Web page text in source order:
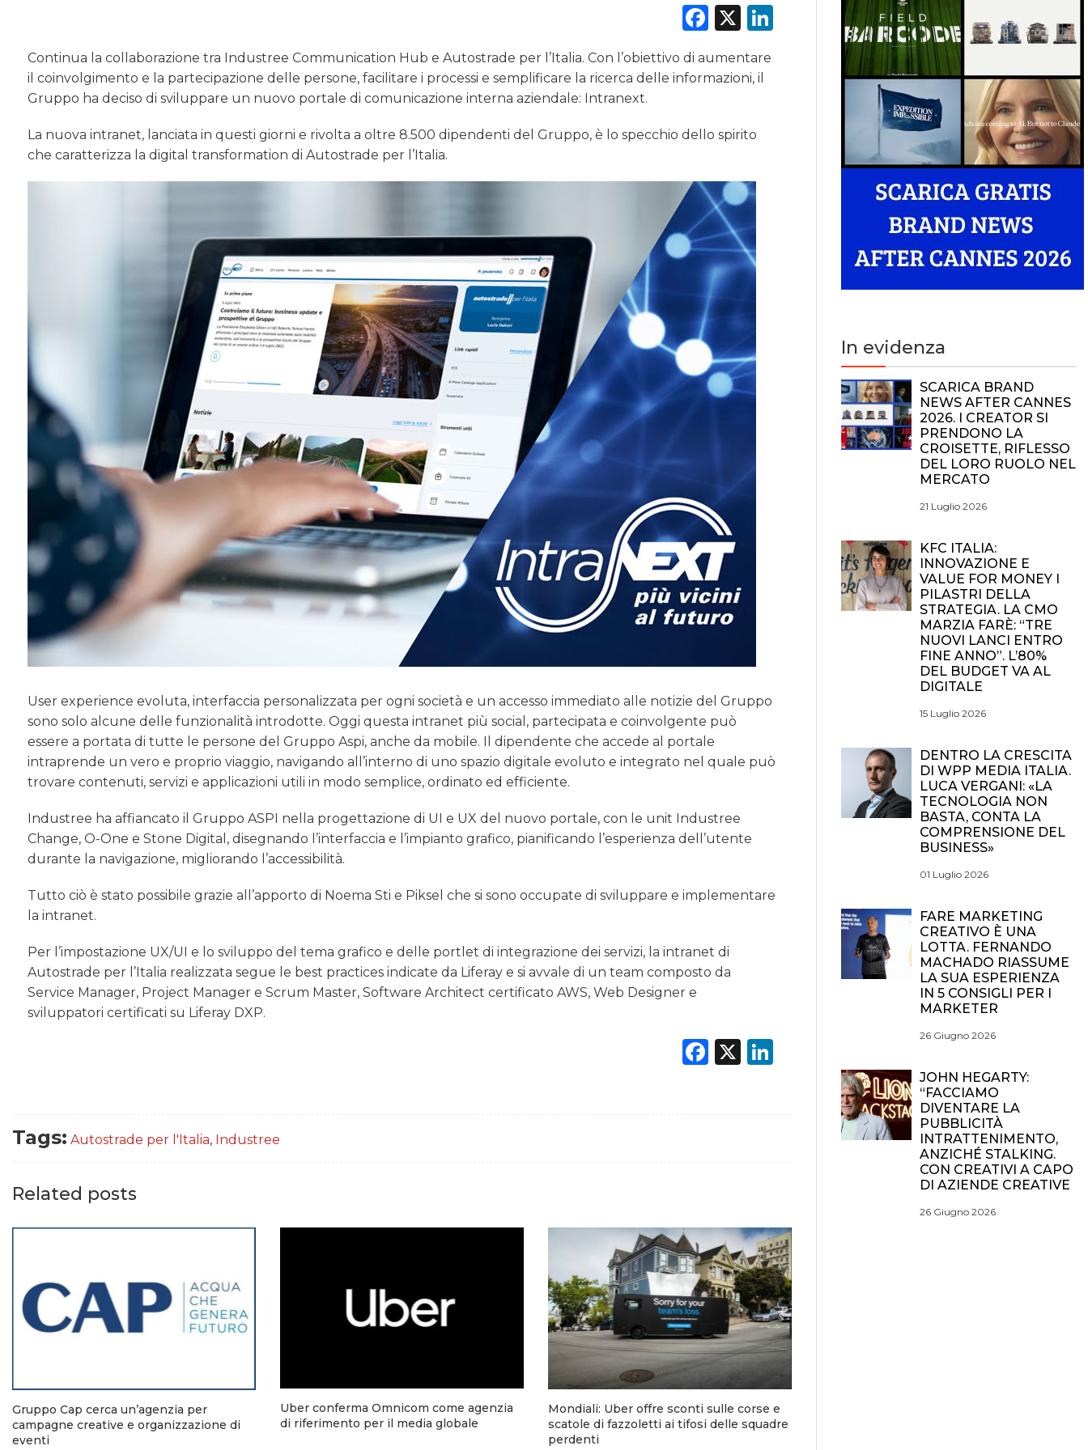
NORMATIVE
TREND
CASE HISTORY
OPINIONI
Facebook
X LinkedIn
Continua la collaborazione tra Industree Communication Hub e Autostrade per l’Italia. Con l’obiettivo di aumentare
il coinvolgimento e la partecipazione delle persone, facilitare i processi e semplificare la ricerca delle informazioni, il
Gruppo ha deciso di sviluppare un nuovo portale di comunicazione interna aziendale: Intranext.
La nuova intranet, lanciata in questi giorni e rivolta a oltre 8.500 dipendenti del Gruppo, è lo specchio dello spirito
che caratterizza la digital transformation di Autostrade per l’Italia.
User experience evoluta, interfaccia personalizzata per ogni società e un accesso immediato alle notizie del Gruppo
sono solo alcune delle funzionalità introdotte. Oggi questa intranet più social, partecipata e coinvolgente può
essere a portata di tutte le persone del Gruppo Aspi, anche da mobile. Il dipendente che accede al portale
intraprende un vero e proprio viaggio, navigando all’interno di uno spazio digitale evoluto e integrato nel quale può
trovare contenuti, servizi e applicazioni utili in modo semplice, ordinato ed efficiente.
Industree ha affiancato il Gruppo ASPI nella progettazione di UI e UX del nuovo portale, con le unit Industree
Change, O-One e Stone Digital, disegnando l’interfaccia e l’impianto grafico, pianificando l’esperienza dell’utente
durante la navigazione, migliorando l’accessibilità.
Tutto ciò è stato possibile grazie all’apporto di Noema Sti e Piksel che si sono occupate di sviluppare e implementare
la intranet.
Per l’impostazione UX/UI e lo sviluppo del tema grafico e delle portlet di integrazione dei servizi, la intranet di
Autostrade per l’Italia realizzata segue le best practices indicate da Liferay e si avvale di un team composto da
Service Manager, Project Manager e Scrum Master, Software Architect certificato AWS, Web Designer e
sviluppatori certificati su Liferay DXP.
Facebook
X LinkedIn
Tags: Autostrade per l'Italia, Industree
Related posts
Gruppo Cap cerca un’agenzia per
campagne creative e organizzazione di
eventi
Uber conferma Omnicom come agenzia
di riferimento per il media globale
Mondiali: Uber offre sconti sulle corse e
scatole di fazzoletti ai tifosi delle squadre
perdenti
In evidenza
SCARICA BRAND
NEWS AFTER CANNES
2026. I CREATOR SI
PRENDONO LA
CROISETTE, RIFLESSO
DEL LORO RUOLO NEL
MERCATO
21 Luglio 2026
KFC ITALIA:
INNOVAZIONE E
VALUE FOR MONEY I
PILASTRI DELLA
STRATEGIA. LA CMO
MARZIA FARÈ: “TRE
NUOVI LANCI ENTRO
FINE ANNO”. L’80%
DEL BUDGET VA AL
DIGITALE
15 Luglio 2026
DENTRO LA CRESCITA
DI WPP MEDIA ITALIA.
LUCA VERGANI: «LA
TECNOLOGIA NON
BASTA, CONTA LA
COMPRENSIONE DEL
BUSINESS»
01 Luglio 2026
FARE MARKETING
CREATIVO È UNA
LOTTA. FERNANDO
MACHADO RIASSUME
LA SUA ESPERIENZA
IN 5 CONSIGLI PER I
MARKETER
26 Giugno 2026
JOHN HEGARTY:
“FACCIAMO
DIVENTARE LA
PUBBLICITÀ
INTRATTENIMENTO,
ANZICHÉ STALKING.
CON CREATIVI A CAPO
DI AZIENDE CREATIVE
26 Giugno 2026